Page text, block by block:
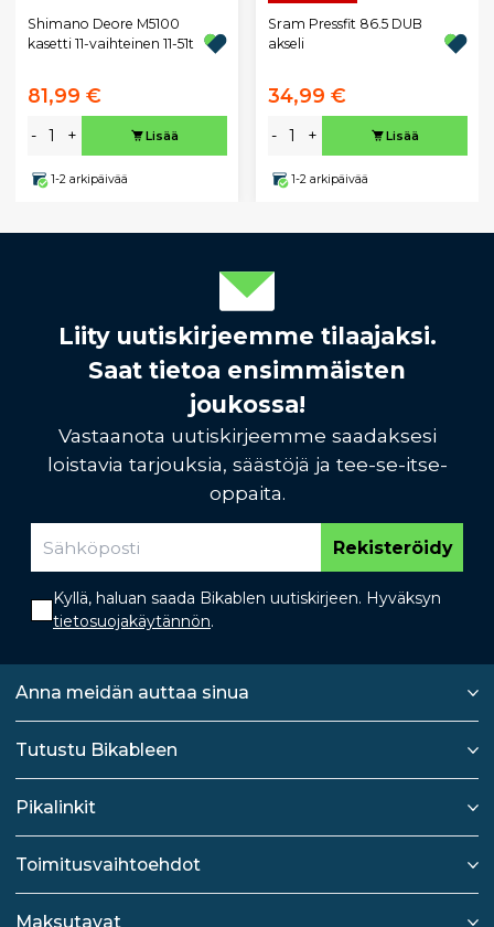
Shimano Deore M5100
kasetti 11-vaihteinen 11-51t
81,99 €
- + Lisää
1-2 arkipäivää
Sram Pressfit 86.5 DUB
akseli
34,99 €
- + Lisää
1-2 arkipäivää
Liity uutiskirjeemme tilaajaksi.
Saat tietoa ensimmäisten
joukossa!
Vastaanota uutiskirjeemme saadaksesi
loistavia tarjouksia, säästöjä ja tee-se-itse-
oppaita.
Rekisteröidy
Kyllä, haluan saada Bikablen uutiskirjeen. Hyväksyn
tietosuojakäytännön.
Anna meidän auttaa sinua
Tutustu Bikableen
Pikalinkit
Toimitusvaihtoehdot
Maksutavat